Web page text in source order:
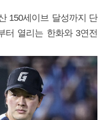
150세이브 달성까지 단
터 열리는 한화와 3연전